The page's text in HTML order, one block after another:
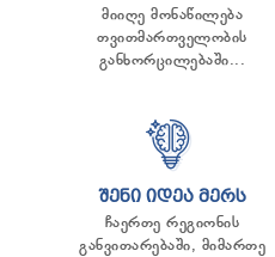
მიიღე მონაწილება
თვითმართველობის
განხორცილებაში...
ᲨᲔᲜᲘ ᲘᲓᲔᲐ ᲛᲔᲠᲡ
ჩაერთე რეგიონის
განვითარებაში, მიმართე